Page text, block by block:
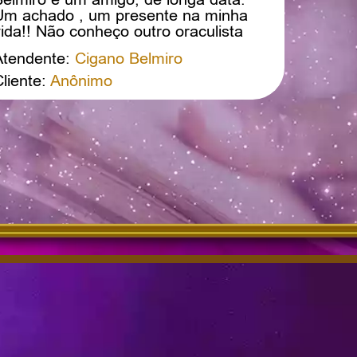
achado , um presente na minha
Não conheço outro oraculista
ele. Obrigada, mais uma vez,
querido!
Cigano Belmiro
Anônimo